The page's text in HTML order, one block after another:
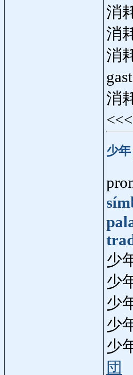
消
消
消
消
<<<
少年
少
少
少
少
少
団